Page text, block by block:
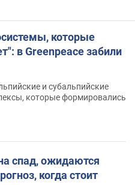
которые
в Greenpeace забили
и субальпийские
которые формировались
спад, ожидаются
когда стоит